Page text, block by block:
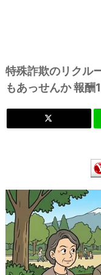
特殊詐欺のリクル
もあっせんか 報